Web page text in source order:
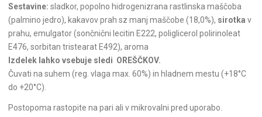
Sestavine: sladkor, popolno hidrogenizrana rastlinska maščoba
(palmino jedro), kakavov prah sz manj maščobe (18,0%), sirotka v
prahu, emulgator (sončnični lecitin E222, poliglicerol polirinoleat
E476, sorbitan tristearat E492), aroma
Izdelek lahko vsebuje sledi OREŠČKOV.
Čuvati na suhem (reg. vlaga max. 60%) in hladnem mestu (+18°C
do +20°C).
Postopoma rastopite na pari ali v mikrovalni pred uporabo.